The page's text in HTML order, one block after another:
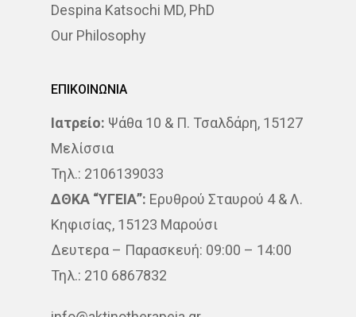
Despina Katsochi MD, PhD
Our Philosophy
ΕΠΙΚΟΙΝΩΝΙΑ
Ιατρείο: Ψάθα 10 & Π. Τσαλδάρη, 15127
Μελίσσια
Τηλ.: 2106139033
ΔΘΚΑ “ΥΓΕΙΑ”: Ερυθρού Σταυρού 4 & Λ.
Κηφισίας, 15123 Μαρούσι
Δευτερα – Παρασκευή: 09:00 – 14:00
Τηλ.: 210 6867832